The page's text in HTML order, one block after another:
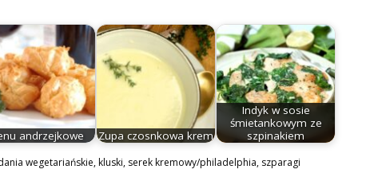
andrzejkowe Zupa czosnkowa krem
Indyk w sosie
śmietankowym ze
szpinakiem
wegetariańskie,kluski, serek kremowy/philadelphia, szparagi